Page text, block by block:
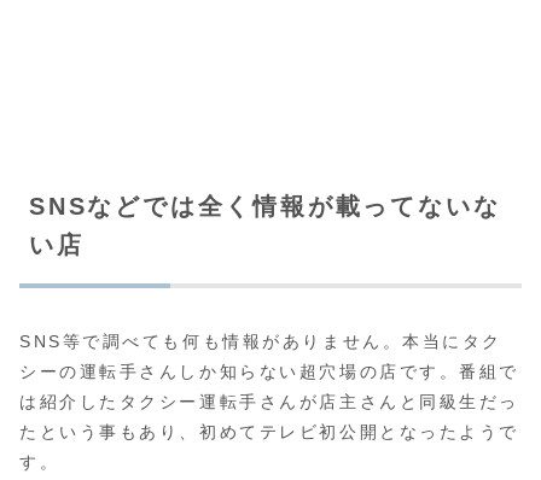
SNSなどでは全く情報が載ってないな
い店
SNS等で調べても何も情報がありません。本当にタク
シーの運転手さんしか知らない超穴場の店です。番組で
は紹介したタクシー運転手さんが店主さんと同級生だっ
たという事もあり、初めてテレビ初公開となったようで
す。